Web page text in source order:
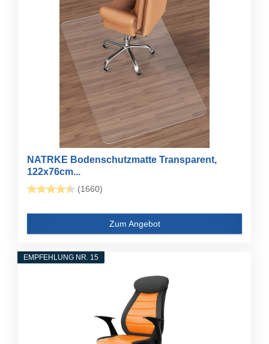
NATRKE Bodenschutzmatte Transparent,
122x76cm...
(1660)
Zum Angebot
EMPFEHLUNG NR. 15